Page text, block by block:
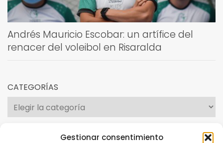
Gestionar consentimiento
Andrés Mauricio Escobar: un artífice del
renacer del voleibol en Risaralda
CATEGORÍAS
Categorías